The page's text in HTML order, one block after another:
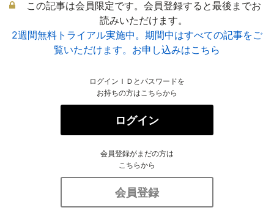
この記事は会員限定です。会員登録すると最後までお
読みいただけます。
2週間無料トライアル実施中。期間中はすべての記事をご
覧いただけます。お申し込みはこちら
ログインＩＤとパスワードを
お持ちの方はこちらから
ログイン
会員登録がまだの方は
こちらから
会員登録